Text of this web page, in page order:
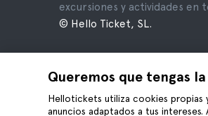
Queremos que tengas
Hellotickets utiliza cookies propias
anuncios adaptados a tus
excursiones y actividades en
© Hello Ticket, SL.